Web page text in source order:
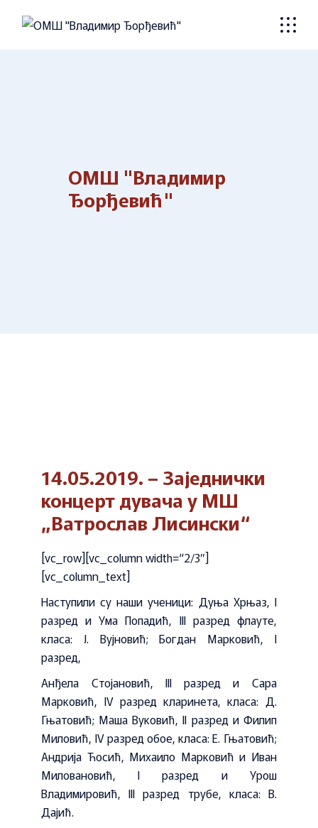
ОМШ "Владимир
Ђорђевић"
14.05.2019. – Заједнички
концерт дувача у МШ
„Ватрослав Лисински“
[vc_row][vc_column width=“2/3″]
[vc_column_text]
Наступили су наши ученици: Дуња Хрњаз, I
разред и Ума Попадић, III разред флауте,
класа: Ј. Вујновић; Богдан Марковић, I
разред,
Анђела Стојановић, III разред и Сара
Марковић, IV разред кларинета, класа: Д.
Гњатовић; Маша Вуковић, II разред и Филип
Миловић, IV разред обое, класа: Е. Гњатовић;
Андрија Ћосић, Михаило Марковић и Иван
Миловановић, I разред и Урош
Владимировић, III разред трубе, класа: В.
Дајић.